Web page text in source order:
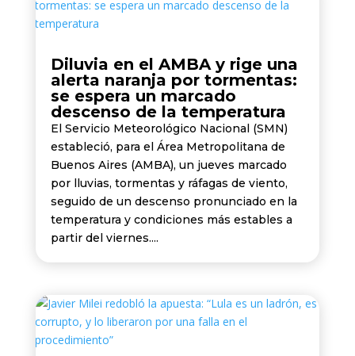
Diluvia en el AMBA y rige una
alerta naranja por tormentas:
se espera un marcado
descenso de la temperatura
El Servicio Meteorológico Nacional (SMN)
estableció, para el Área Metropolitana de
Buenos Aires (AMBA), un jueves marcado
por lluvias, tormentas y ráfagas de viento,
seguido de un descenso pronunciado en la
temperatura y condiciones más estables a
partir del viernes....